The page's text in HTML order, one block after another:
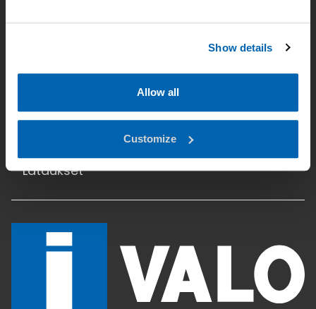
Show details
Allow all
Customize
Tietosuoja
Käyttöalueet
Tuotteet
Valaistussuunnittelu
Lataukset